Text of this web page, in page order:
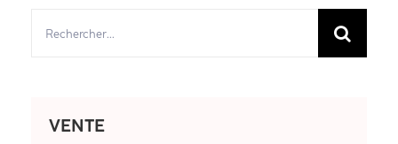
VENTE